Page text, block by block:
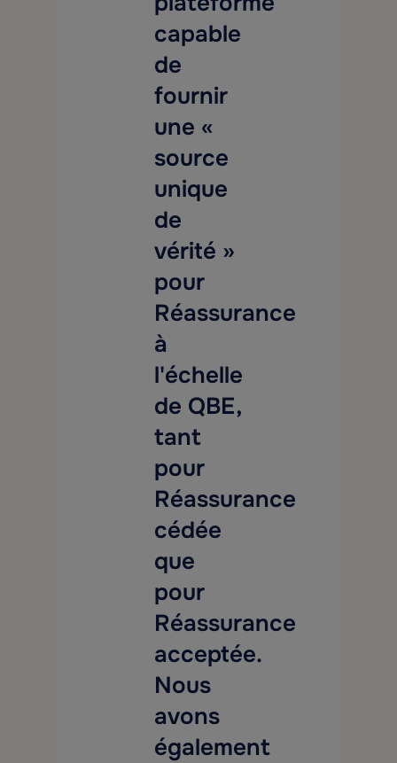
capable
de
fournir
une «
source
unique
de
vérité »
pour
Réassurance
à
l'échelle
de QBE,
tant
pour
Réassurance
cédée
que
pour
Réassurance
acceptée.
Nous
avons
également